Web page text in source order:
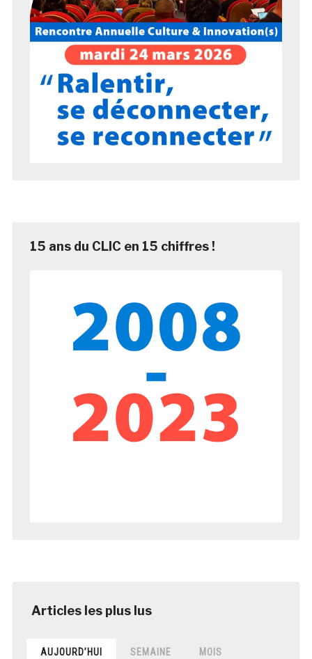
15 ans du CLIC en 15 chiffres !
AUJOURD’HUI SEMAINE MOIS